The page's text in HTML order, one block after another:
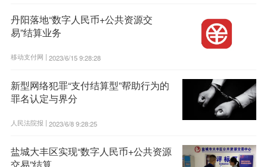
丹阳落地“数字人民币+公共资源交
易”结算业务
移动支付网 | 2023/6/15 9:28:28
新型网络犯罪“支付结算型”帮助行为的
罪名认定与界分
人民法院报 | 2023/6/8 9:28:25
盐城大丰区实现“数字人民币+公共资源
交易”结算